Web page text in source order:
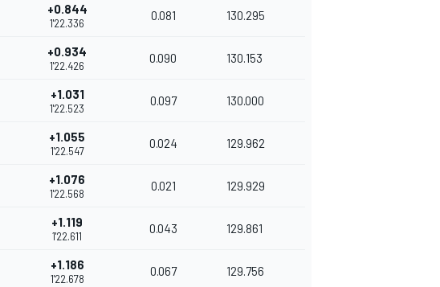
+0.844
1'22.336
0.081 130.295
+0.934
1'22.426
0.090 130.153
+1.031
1'22.523
0.097 130.000
+1.055
1'22.547
0.024 129.962
+1.076
1'22.568
0.021 129.929
+1.119
1'22.611
0.043 129.861
+1.186
1'22.678
0.067 129.756